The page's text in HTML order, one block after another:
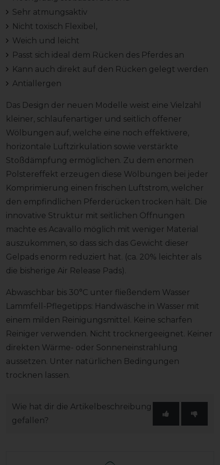
Sehr atmungsaktiv
Nicht toxisch Flexibel,
Weich und leicht
Passt sich ideal dem Rücken des Pferdes an
Kann auch direkt auf den Rücken gelegt werden
Antiallergen
Das Design der neuen Modelle weist eine Vielzahl
kleiner, schlaufenartiger und seitlich offener
Wölbungen auf, welche eine noch effektivere,
horizontale Luftzirkulation sowie verstärkte
Stoßdämpfung ermöglichen. Zu dem enormen
Polstereffekt erzeugen diese Wölbungen bei jeder
Komprimierung einen frischen Luftstrom, welcher
den empfindlichen Pferderücken trocken hält. Die
innovative Struktur mit seitlichen Öffnungen
machte es Acavallo möglich mit weniger Material
auszukommen, so dass sich das Gewicht dieser
Gelpads enorm reduziert hat. (ca. 20% leichter als
die bisherige Air Release Pads).
Abwaschbar bis 30°C unter fließendem Wasser
Lammfell-Pflegetipps: Handwäsche in Wasser mit
einem milden Reinigungsmittel. Keine scharfen
Reiniger verwenden. Nicht trocknergeeignet. Keiner
direkten Wärme- oder Sonneneinstrahlung
aussetzen. Unter natürlichen Bedingungen
trocknen lassen.
Wie hat dir die Artikelbeschreibung
gefallen?